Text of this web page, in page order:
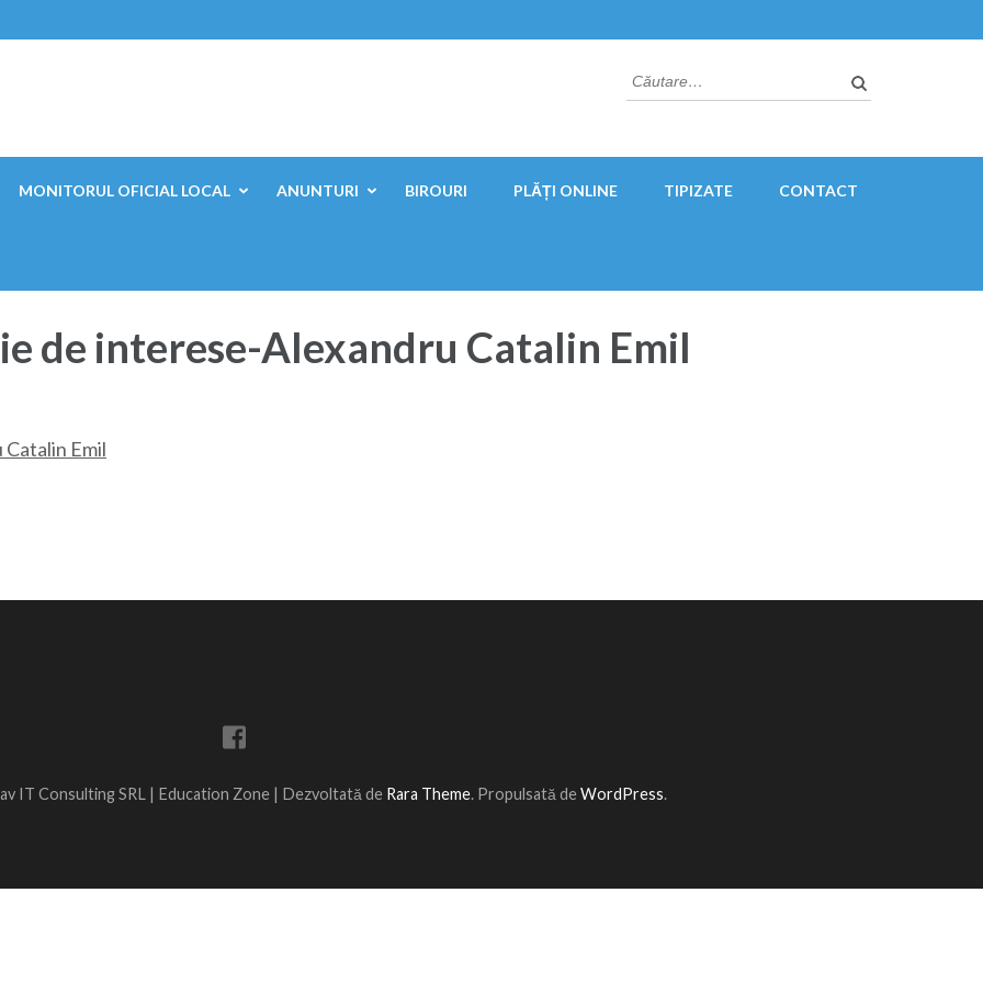
Mehedinți
Caută
după:
MONITORUL OFICIAL LOCAL ANUNTURI BIROURI PLĂȚI ONLINE TIPIZATE CONTACT
de interese-Alexandru Catalin Emil
Emil
IT Consulting SRL | Education Zone | Dezvoltată de Rara Theme. Propulsată deWordPress.